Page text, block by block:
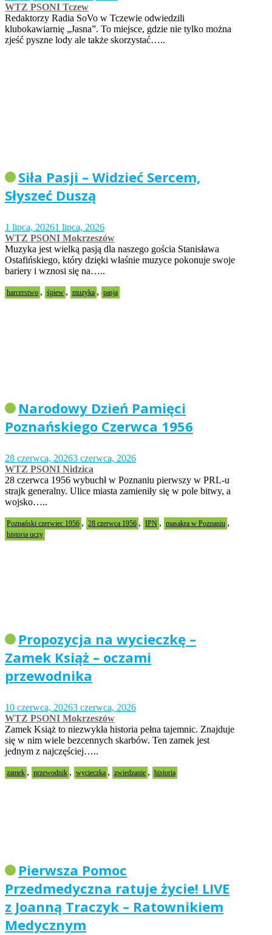
WTZ PSONI Tczew
Redaktorzy Radia SoVo w Tczewie odwiedzili
klubokawiarnię „Jasna”. To miejsce, gdzie nie tylko można
zjeść pyszne lody ale także skorzystać…..
Siła Pasji – Widzieć Sercem,
Słyszeć Duszą
1 lipca, 20261 lipca, 2026
WTZ PSONI Mokrzeszów
Muzyka jest wielką pasją dla naszego gościa Stanisława
Ostafińskiego, który dzięki właśnie muzyce pokonuje swoje
bariery i wznosi się na…..
harcerstwo , śpiew , muzyka , pasja
Narodowy Dzień Pamięci
Poznańskiego Czerwca 1956
28 czerwca, 20263 czerwca, 2026
WTZ PSONI Nidzica
28 czerwca 1956 wybuchł w Poznaniu pierwszy w PRL-u
strajk generalny. Ulice miasta zamieniły się w pole bitwy, a
wojsko…..
Poznański czerwiec 1956 , 28 czerwca 1956 , IPN , masakra w Poznaniu ,
historia uczy
Propozycja na wycieczkę –
Zamek Książ – oczami
przewodnika
10 czerwca, 20263 czerwca, 2026
WTZ PSONI Mokrzeszów
Zamek Książ to niezwykła historia pełna tajemnic. Znajduje
się w nim wiele bezcennych skarbów. Ten zamek jest
jednym z najczęściej…..
zamek , przewodnik , wycieczka , zwiedzanie , historia
Pierwsza Pomoc
Przedmedyczna ratuje życie! LIVE
z Joanną Traczyk – Ratownikiem
Medycznym